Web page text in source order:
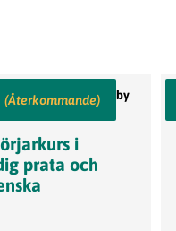
(Återkommande)
Bildningscenter, Vårby
i
prata och